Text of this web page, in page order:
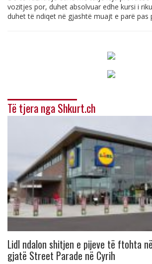
vozitjes por, duhet absolvuar edhe kursi i
duhet të ndiqet në gjashtë muajt e parë pas
Të tjera nga Shkurt.ch
Lidl ndalon shitjen e pijeve të ftohta
gjatë Street Parade në Cyrih